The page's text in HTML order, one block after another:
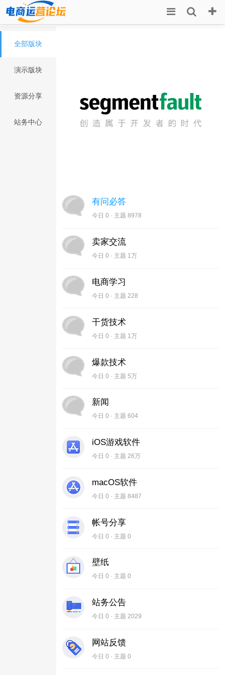
全部版块
演示版块
资源分享
站务中心
有问必答
今日 0 · 主题 8978
卖家交流
今日 0 · 主题 1万
电商学习
今日 0 · 主题 228
干货技术
今日 0 · 主题 1万
爆款技术
今日 0 · 主题 5万
新闻
今日 0 · 主题 604
iOS游戏软件
今日 0 · 主题 26万
macOS软件
今日 0 · 主题 8487
帐号分享
今日 0 · 主题 0
壁纸
今日 0 · 主题 0
站务公告
今日 0 · 主题 2029
网站反馈
今日 0 · 主题 0